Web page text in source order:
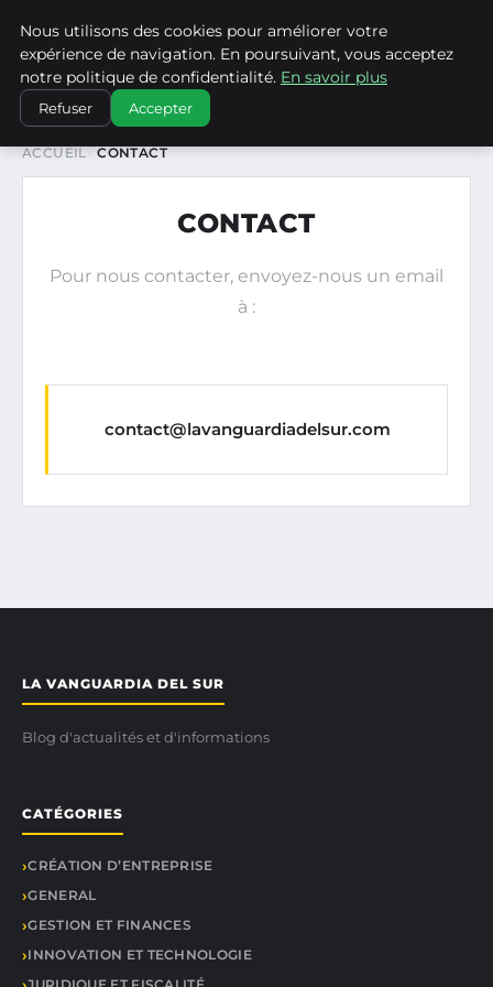
LA VANGUARDIA DEL SUR
ACCUEIL CONTACT
CONTACT
Pour nous contacter, envoyez-nous un email
à :
contact@lavanguardiadelsur.com
LA VANGUARDIA DEL SUR
Blog d'actualités et d'informations
CATÉGORIES
CRÉATION D’ENTREPRISE
GENERAL
GESTION ET FINANCES
INNOVATION ET TECHNOLOGIE
Nous utilisons des cookies pour améliorer votre
expérience de navigation. En poursuivant, vous acceptez
notre politique de confidentialité. En savoir plus
Refuser Accepter